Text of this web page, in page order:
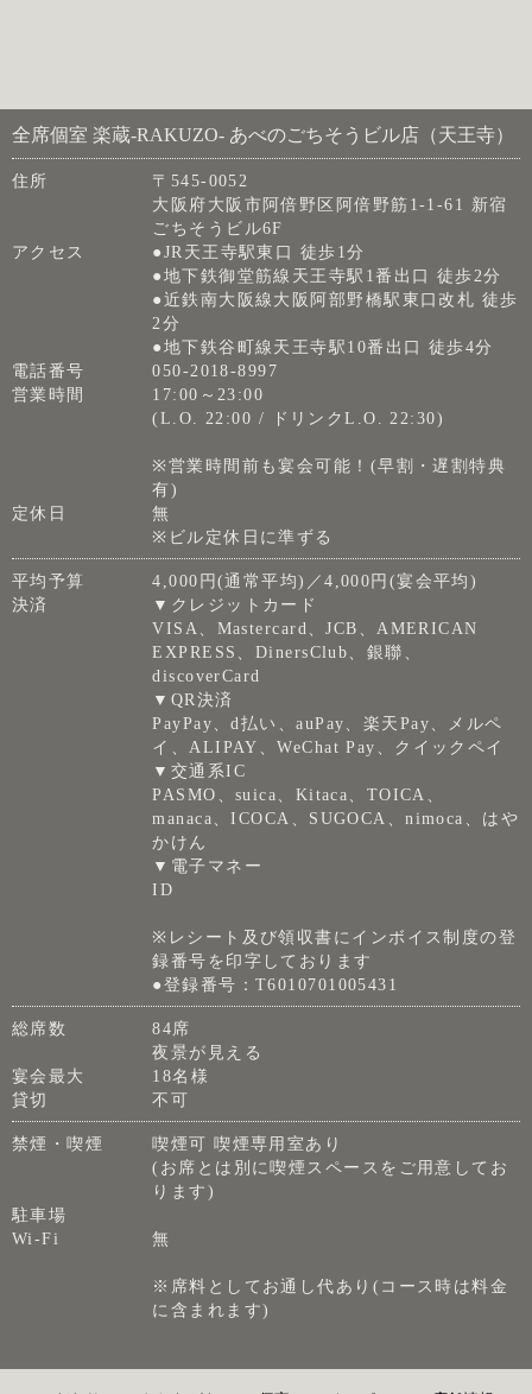
全席個室 楽蔵‐RAKUZO‐ あべのごちそうビル店（天王寺）
住所
〒545-0052
大阪府大阪市阿倍野区阿倍野筋1-1-61 新宿
ごちそうビル6F
アクセス
●JR天王寺駅東口 徒歩1分
●地下鉄御堂筋線天王寺駅1番出口 徒歩2分
●近鉄南大阪線大阪阿部野橋駅東口改札 徒歩
2分
●地下鉄谷町線天王寺駅10番出口 徒歩4分
電話番号
050-2018-8997
営業時間
17:00～23:00
(L.O. 22:00 / ドリンクL.O. 22:30)
※営業時間前も宴会可能！(早割・遅割特典
有)
定休日
無
※ビル定休日に準ずる
平均予算
4,000円(通常平均)／4,000円(宴会平均)
決済
▼クレジットカード
VISA、Mastercard、JCB、AMERICAN
EXPRESS、DinersClub、銀聯、
discoverCard
▼QR決済
PayPay、d払い、auPay、楽天Pay、メルペ
イ、ALIPAY、WeChat Pay、クイックペイ
▼交通系IC
PASMO、suica、Kitaca、TOICA、
manaca、ICOCA、SUGOCA、nimoca、はや
かけん
▼電子マネー
ID
※レシート及び領収書にインボイス制度の登
録番号を印字しております
●登録番号：T6010701005431
総席数
84席
夜景が見える
宴会最大
18名様
貸切
不可
禁煙・喫煙
喫煙可 喫煙専用室あり
(お席とは別に喫煙スペースをご用意してお
ります)
駐車場
Wi-Fi
無
※席料としてお通し代あり(コース時は料金
に含まれます)